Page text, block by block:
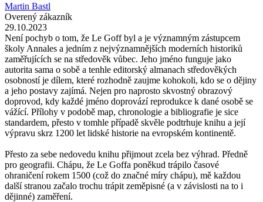
Martin Bastl
Overený zákazník
29.10.2023
Není pochyb o tom, že Le Goff byl a je významným zástupcem
školy Annales a jedním z nejvýznamnějších moderních historiků
zaměřujících se na středověk vůbec. Jeho jméno funguje jako
autorita sama o sobě a tenhle editorský almanach středověkých
osobností je dílem, které rozhodně zaujme kohokoli, kdo se o dějiny
a jeho postavy zajímá. Nejen pro naprosto skvostný obrazový
doprovod, kdy každé jméno doprovází reprodukce k dané osobě se
vážící. Přílohy v podobě map, chronologie a bibliografie je sice
standardem, přesto v tomhle případě skvěle podtrhuje knihu a její
výpravu skrz 1200 let lidské historie na evropském kontinentě.
Přesto za sebe nedovedu knihu přijmout zcela bez výhrad. Předně
pro geografii. Chápu, že Le Goffa poněkud trápilo časové
ohraničení rokem 1500 (což do značné míry chápu), mě každou
další stranou začalo trochu trápit zeměpisné (a v závislosti na to i
dějinné) zaměření.